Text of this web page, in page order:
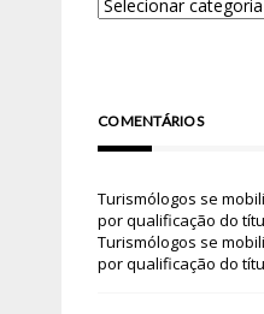
COMENTÁRIOS
Turismólogos se
por qualificação do
Turismólogos se
por qualificação do